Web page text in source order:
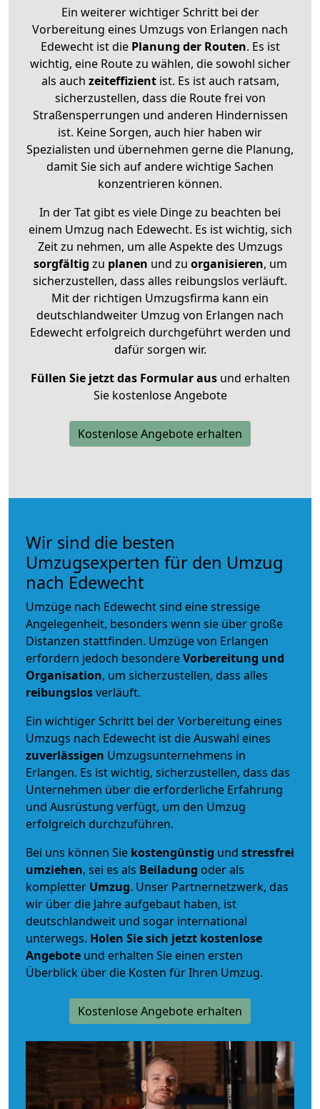
Ein weiterer wichtiger Schritt bei der
Vorbereitung eines Umzugs von Erlangen nach
Edewecht ist diePlanung der Routen. Es ist
wichtig, eine Route zu wählen, die sowohl sicher
als auch zeiteffizientist. Es ist auch ratsam,
sicherzustellen, dass die Route frei von
Straßensperrungen und anderen Hindernissen
ist. Keine Sorgen, auch hier haben wir
Spezialisten und übernehmen gerne die Planung,
damit Sie sich auf andere wichtige Sachen
konzentrieren können.
In der Tat gibt es viele Dinge zu beachten bei
einem Umzug nach Edewecht. Es ist wichtig, sich
Zeit zu nehmen, um alle Aspekte des Umzugs
sorgfältig zu planen und zu organisieren, um
sicherzustellen, dass alles reibungslos verläuft.
Mit der richtigen Umzugsfirma kann ein
deutschlandweiter Umzug von Erlangen nach
Edewecht erfolgreich durchgeführt werden und
dafür sorgen wir.
Füllen Sie jetzt das Formular ausund erhalten
Sie kostenlose Angebote
Kostenlose Angebote erhalten
Wir sind die besten
Umzugsexperten für den Umzug
nach Edewecht
Umzüge nach Edewecht sind eine stressige
Angelegenheit, besonders wenn sie über große
Distanzen stattfinden. Umzüge von Erlangen
erfordern jedoch besondereVorbereitung und
Organisation, um sicherzustellen, dass alles
reibungslosverläuft.
Ein wichtiger Schritt bei der Vorbereitung eines
Umzugs nach Edewecht ist die Auswahl eines
zuverlässigen Umzugsunternehmens in
Erlangen. Es ist wichtig, sicherzustellen, dass das
Unternehmen über die erforderliche Erfahrung
und Ausrüstung verfügt, um den Umzug
erfolgreich durchzuführen.
Bei uns können Sie kostengünstig und stressfrei
umziehen, sei es als Beiladung oder als
kompletter Umzug. Unser Partnernetzwerk, das
wir über die Jahre aufgebaut haben, ist
deutschlandweit und sogar international
unterwegs. Holen Sie sich jetzt kostenlose
Angebote und erhalten Sie einen ersten
Überblick über die Kosten für Ihren Umzug.
Kostenlose Angebote erhalten